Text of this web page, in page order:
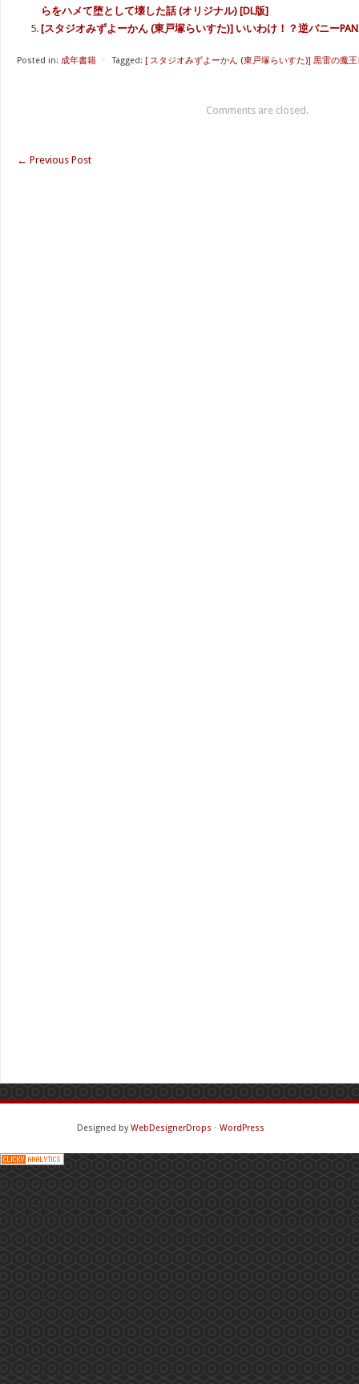
らをハメて堕として壊した話 (オリジナル) [DL版]
[スタジオみずよーかん (東戸塚らいすた)] いいわけ！？逆バニー
Posted in: 成年書籍 ⋅ Tagged: [ スタジオみずよーかん (東戸塚らいすた)] 黒雷の魔
Comments are closed.
← Previous Post
Designed byWebDesignerDrops ⋅ WordPress